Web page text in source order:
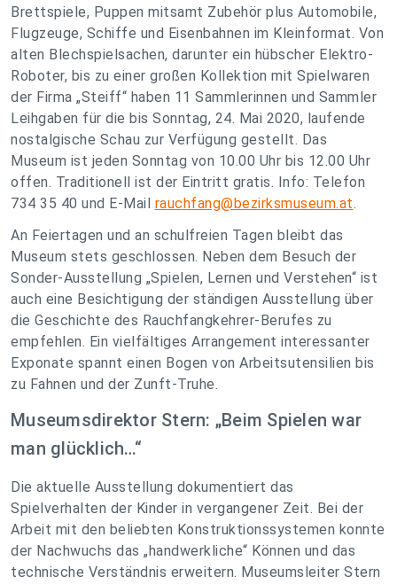
Brettspiele, Puppen mitsamt Zubehör plus Automobile,
Flugzeuge, Schiffe und Eisenbahnen im Kleinformat. Von
alten Blechspielsachen, darunter ein hübscher Elektro-
Roboter, bis zu einer großen Kollektion mit Spielwaren
der Firma „Steiff“ haben 11 Sammlerinnen und Sammler
Leihgaben für die bis Sonntag, 24. Mai 2020, laufende
nostalgische Schau zur Verfügung gestellt. Das
Museum ist jeden Sonntag von 10.00 Uhr bis 12.00 Uhr
offen. Traditionell ist der Eintritt gratis. Info: Telefon
734 35 40 und E-Mail rauchfang@bezirksmuseum.at.
An Feiertagen und an schulfreien Tagen bleibt das
Museum stets geschlossen. Neben dem Besuch der
Sonder-Ausstellung „Spielen, Lernen und Verstehen“ ist
auch eine Besichtigung der ständigen Ausstellung über
die Geschichte des Rauchfangkehrer-Berufes zu
empfehlen. Ein vielfältiges Arrangement interessanter
Exponate spannt einen Bogen von Arbeitsutensilien bis
zu Fahnen und der Zunft-Truhe.
Museumsdirektor Stern: „Beim Spielen war
man glücklich…“
Die aktuelle Ausstellung dokumentiert das
Spielverhalten der Kinder in vergangener Zeit. Bei der
Arbeit mit den beliebten Konstruktionssystemen konnte
der Nachwuchs das „handwerkliche“ Können und das
technische Verständnis erweitern. Museumsleiter Stern